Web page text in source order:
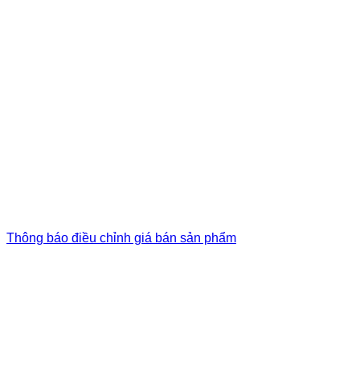
Thông báo điều chỉnh giá bán sản phẩm